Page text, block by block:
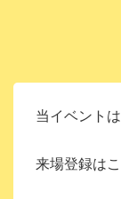
当イベント
来場登録は